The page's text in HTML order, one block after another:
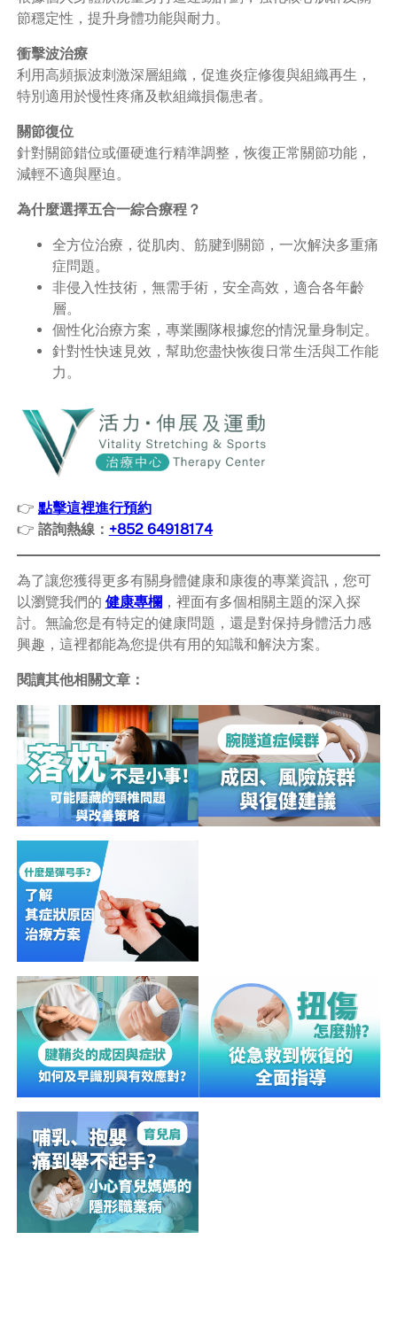
節穩定性，提升身體功能與耐力。
衝擊波治療
利用高頻振波刺激深層組織，促進炎症修復與組織再生，
特別適用於慢性疼痛及軟組織損傷患者。
關節復位
針對關節錯位或僵硬進行精準調整，恢復正常關節功能，
減輕不適與壓迫。
為什麼選擇五合一綜合療程？
全方位治療，從肌肉、筋腱到關節，一次解決多重痛
症問題。
非侵入性技術，無需手術，安全高效，適合各年齡
層。
個性化治療方案，專業團隊根據您的情況量身制定。
針對性快速見效，幫助您盡快恢復日常生活與工作能
力。
👉 點擊這裡進行預約
👉 諮詢熱線： +852 64918174
為了讓您獲得更多有關身體健康和康復的專業資訊，您可
以瀏覽我們的 健康專欄 ，裡面有多個相關主題的深入探
討。無論您是有特定的健康問題，還是對保持身體活力感
興趣，這裡都能為您提供有用的知識和解決方案。
閱讀其他相關文章：